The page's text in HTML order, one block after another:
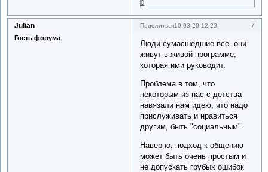
0
Поделиться 7
10.03.20 12:23
Julian
Гость форума
Люди сумасшедшие все- они
живут в живой программе,
которая ими руководит.
Проблема в том, что
некоторым из нас с детства
навязали нам идею, что надо
прислуживать и нравиться
другим, быть "социальным".
Наверно, подход к общению
может быть очень простым и
не допускать грубых ошибок